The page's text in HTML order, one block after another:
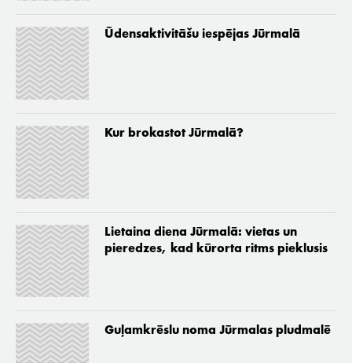
Ūdensaktivitāšu iespējas Jūrmalā
Kur brokastot Jūrmalā?
Lietaina diena Jūrmalā: vietas un
pieredzes, kad kūrorta ritms pieklusis
Guļamkrēslu noma Jūrmalas pludmalē